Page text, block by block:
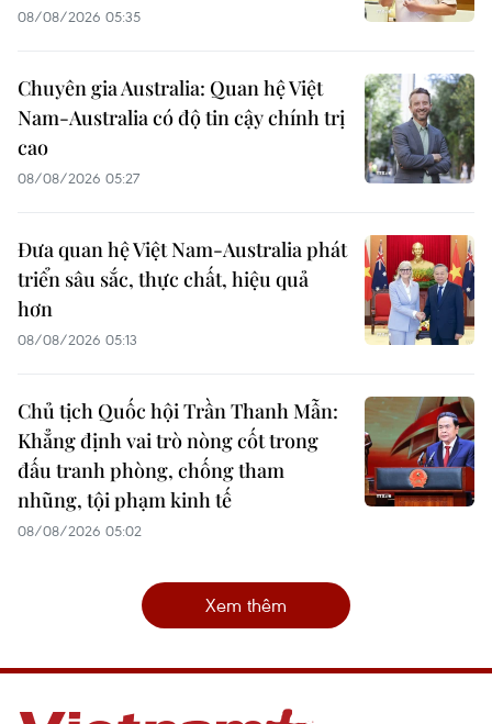
08/08/2026 05:35
Chuyên gia Australia: Quan hệ Việt
Nam-Australia có độ tin cậy chính trị
cao
08/08/2026 05:27
Đưa quan hệ Việt Nam-Australia phát
triển sâu sắc, thực chất, hiệu quả
hơn
08/08/2026 05:13
Chủ tịch Quốc hội Trần Thanh Mẫn:
Khẳng định vai trò nòng cốt trong
đấu tranh phòng, chống tham
nhũng, tội phạm kinh tế
08/08/2026 05:02
Xem thêm